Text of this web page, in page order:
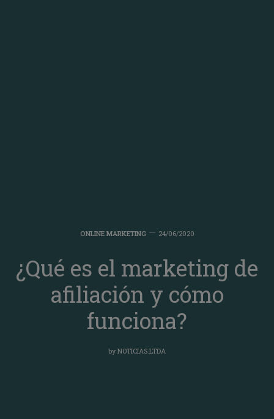
ONLINE MARKETING 24/06/2020
¿Qué es el marketing de
afiliación y cómo
funciona?
by NOTICIAS.LTDA